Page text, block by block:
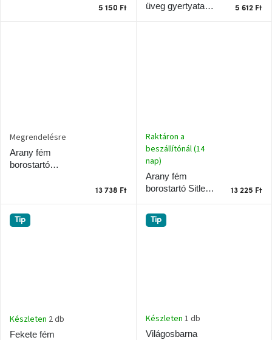
5 150 Ft
üveg gyertyatartó
5 612 Ft
Arany fém
borostartó
Megrendelésre
13 738 Ft
Arany fém
borostartó Sitler
Raktáron a
beszállítónál (14
nap)
13 225 Ft
Tip
Fekete fém
Készleten 2 db
Tip
Világosbarna
Készleten 1 db